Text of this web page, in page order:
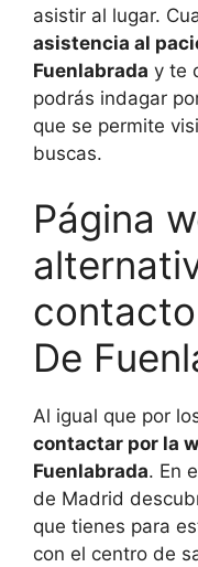
asistir al lugar.
asistencia al
Fuenlabrada y te
podrás indagar
que se permite
buscas.
Página
De
Al igual que por
contactar por la
Fuenlabrada. En
de Madrid
que tienes para
con el centro de